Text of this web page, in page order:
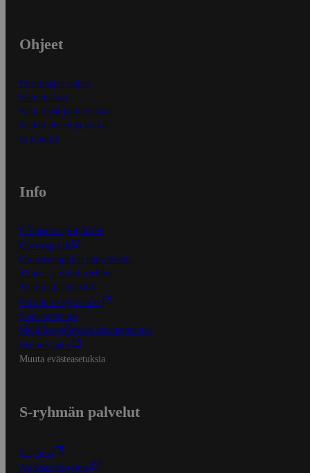
Ohjeet
Ensitilaajan ohjeet
Näin maksat
Näin tilaat ja muokkaat
Kaikki ohjeet ja vinkit
In English
Info
S-Business yrityksille
Oiva-raportit
Osuuskauppojen yhteystiedot
Tilaus- ja toimitusehdot
Tietosuojakäytäntö
Palvelun käyttöehdot
Saavutettavuus
Mobiilisovelluksen saavutettavuus
Mainostajalle
Muuta evästeasetuksia
S-ryhmän palvelut
S-ryhmä
Asiakasomistajuus